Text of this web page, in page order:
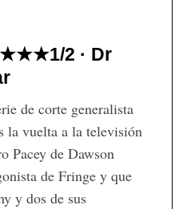
2 · Dr
de corte generalista
la vuelta a la televisión
Pacey de Dawson
de Fringe y que
y dos de sus